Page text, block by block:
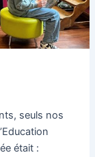
seuls nos
était :